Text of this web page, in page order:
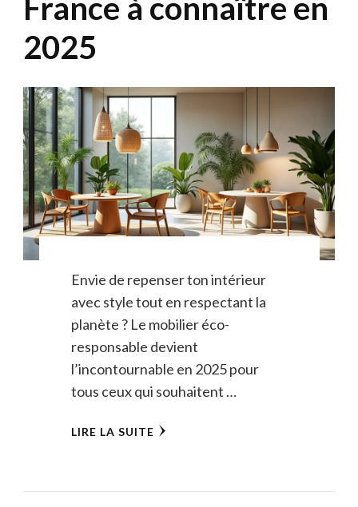
France à connaître en
2025
Envie de repenser ton intérieur
avec style tout en respectant la
planète ? Le mobilier éco-
responsable devient
l’incontournable en 2025 pour
tous ceux qui souhaitent …
LIRE LA SUITE